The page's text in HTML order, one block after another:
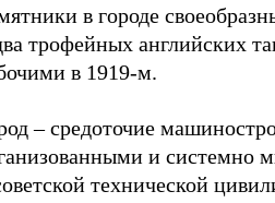
в городе
трофейных английских
в 1919-м.
– средоточие
и системно
технической